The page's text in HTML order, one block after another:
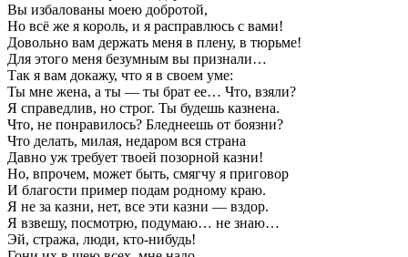
Вы избалованы моею добротой,
Но всё же я король, и я расправлюсь с вами!
Довольно вам держать меня в плену, в тюрьме!
Для этого меня безумным вы признали…
Так я вам докажу, что я в своем уме:
Ты мне жена, а ты — ты брат ее… Что, взяли?
Я справедлив, но строг. Ты будешь казнена.
Что, не понравилось? Бледнеешь от боязни?
Что делать, милая, недаром вся страна
Давно уж требует твоей позорной казни!
Но, впрочем, может быть, смягчу я приговор
И благости пример подам родному краю.
Я не за казни, нет, все эти казни — вздор.
Я взвешу, посмотрю, подумаю… не знаю…
Эй, стража, люди, кто-нибудь!